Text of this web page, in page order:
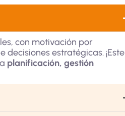
con motivación por
estratégicas. ¡Este
planificación, gestión